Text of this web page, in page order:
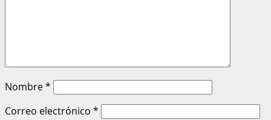
Nombre*
Correo electrónico *